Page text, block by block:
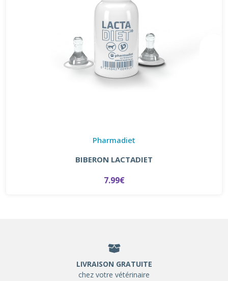
Pharmadiet
BIBERON LACTADIET
7.99€
LIVRAISON GRATUITE
chez votre vétérinaire